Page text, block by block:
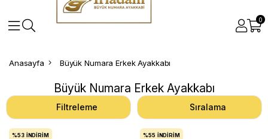
0
Anasayfa Büyük Numara Erkek Ayakkabı
Büyük Numara Erkek Ayakkabı
Filtreleme Sıralama
%53 İNDIRIM %55 İNDIRIM